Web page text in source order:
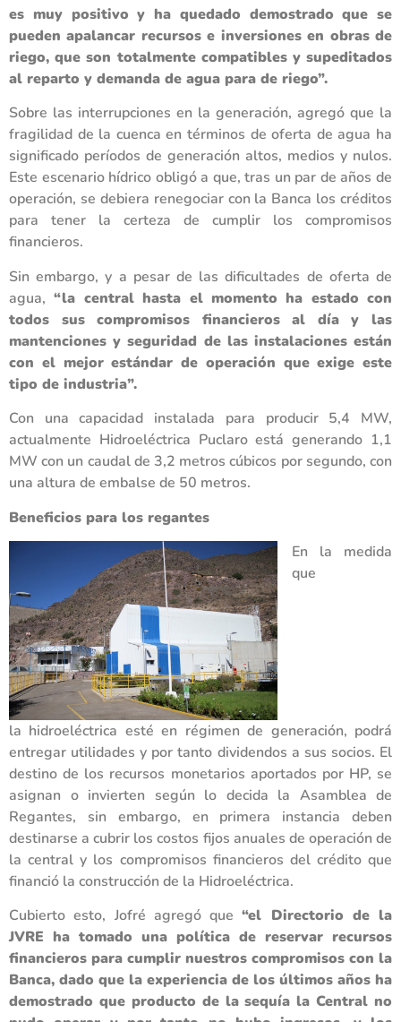
es muy positivo y ha quedado demostrado que se
pueden apalancar recursos e inversiones en obras de
riego, que son totalmente compatibles y supeditados
al reparto y demanda de agua para de riego”.
Sobre las interrupciones en la generación, agregó que la
fragilidad de la cuenca en términos de oferta de agua ha
significado períodos de generación altos, medios y nulos.
Este escenario hídrico obligó a que, tras un par de años de
operación, se debiera renegociar con la Banca los créditos
para tener la certeza de cumplir los compromisos
financieros.
Sin embargo, y a pesar de las dificultades de oferta de
agua, “la central hasta el momento ha estado con
todos sus compromisos financieros al día y las
mantenciones y seguridad de las instalaciones están
con el mejor estándar de operación que exige este
tipo de industria”.
Con una capacidad instalada para producir 5,4 MW,
actualmente Hidroeléctrica Puclaro está generando 1,1
MW con un caudal de 3,2 metros cúbicos por segundo, con
una altura de embalse de 50 metros.
Beneficios para los regantes
En la medida
que
la hidroeléctrica esté en régimen de generación, podrá
entregar utilidades y por tanto dividendos a sus socios. El
destino de los recursos monetarios aportados por HP, se
asignan o invierten según lo decida la Asamblea de
Regantes, sin embargo, en primera instancia deben
destinarse a cubrir los costos fijos anuales de operación de
la central y los compromisos financieros del crédito que
financió la construcción de la Hidroeléctrica.
Cubierto esto, Jofré agregó que“el Directorio de la
JVRE ha tomado una política de reservar recursos
financieros para cumplir nuestros compromisos con la
Banca, dado que la experiencia de los últimos años ha
demostrado que producto de la sequía la Central no